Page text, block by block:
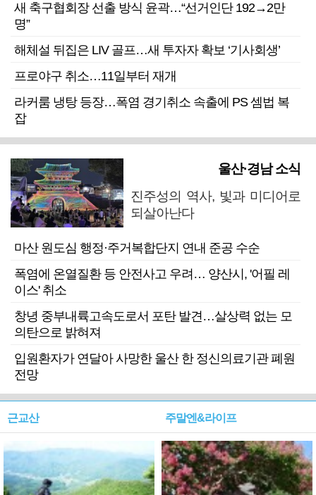
새 축구협회장 선출 방식 윤곽…“선거인단 192→2만
명”
해체설 뒤집은 LIV 골프…새 투자자 확보 ‘기사회생’
프로야구 취소…11일부터 재개
라커룸 냉탕 등장…폭염 경기취소 속출에 PS 셈법 복
잡
울산·경남 소식
진주성의 역사, 빛과 미디어로
되살아난다
마산 원도심 행정·주거복합단지 연내 준공 수순
폭염에 온열질환 등 안전사고 우려… 양산시, '어필 레
이스' 취소
창녕 중부내륙고속도로서 포탄 발견…살상력 없는 모
의탄으로 밝혀져
입원환자가 연달아 사망한 울산 한 정신의료기관 폐원
전망
근교산 주말엔&라이프